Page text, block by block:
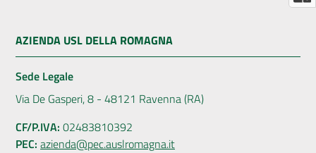
AZIENDA USL DELLA ROMAGNA
Sede Legale
Via De Gasperi, 8 - 48121 Ravenna (RA)
CF/P.IVA: 02483810392
PEC: azienda@pec.auslromagna.it